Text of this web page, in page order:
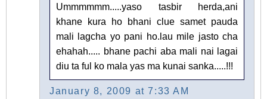
Ummmmmm.....yaso tasbir herda,ani
khane kura ho bhani clue samet pauda
mali lagcha yo pani ho.lau mile jasto cha
ehahah..... bhane pachi aba mali nai lagai
diu ta ful ko mala yas ma kunai sanka.....!!!
January 8, 2009 at 7:33 AM